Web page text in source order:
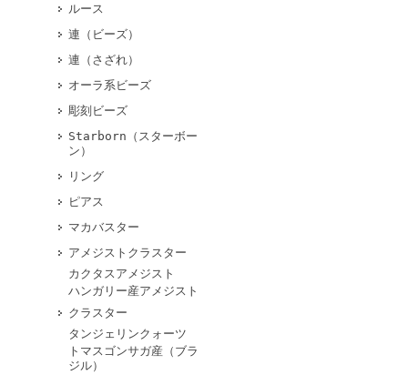
ルース
連（ビーズ）
連（さざれ）
オーラ系ビーズ
彫刻ビーズ
Starborn（スターボー
ン）
リング
ピアス
マカバスター
アメジストクラスター
カクタスアメジスト
ハンガリー産アメジスト
クラスター
タンジェリンクォーツ
トマスゴンサガ産（ブラ
ジル）